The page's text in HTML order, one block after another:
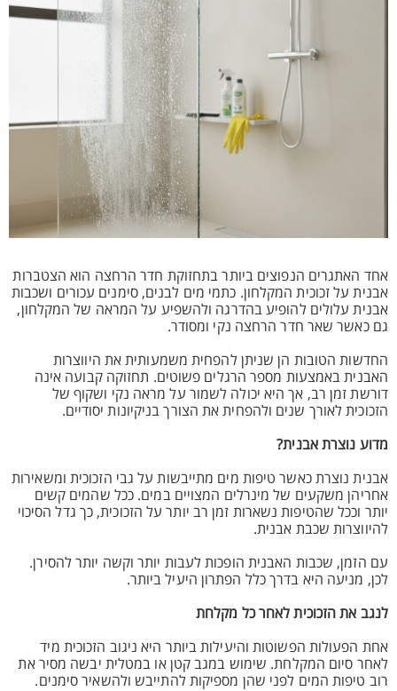
אחד האתגרים הנפוצים ביותר בתחזוקת חדר הרחצה הוא הצטברות
אבנית על זכוכית המקלחון. כתמי מים לבנים, סימנים עכורים ושכבות
אבנית עלולים להופיע בהדרגה ולהשפיע על המראה של המקלחון,
גם כאשר שאר חדר הרחצה נקי ומסודר.
החדשות הטובות הן שניתן להפחית משמעותית את היווצרות
האבנית באמצעות מספר הרגלים פשוטים. תחזוקה קבועה אינה
דורשת זמן רב, אך היא יכולה לשמור על מראה נקי ושקוף של
הזכוכית לאורך שנים ולהפחית את הצורך בניקיונות יסודיים.
מדוע נוצרת אבנית?
אבנית נוצרת כאשר טיפות מים מתייבשות על גבי הזכוכית ומשאירות
אחריהן משקעים של מינרלים המצויים במים. ככל שהמים קשים
יותר וככל שהטיפות נשארות זמן רב יותר על הזכוכית, כך גדל הסיכוי
להיווצרות שכבת אבנית.
עם הזמן, שכבות האבנית הופכות לעבות יותר וקשה יותר להסירן.
לכן, מניעה היא בדרך כלל הפתרון היעיל ביותר.
לנגב את הזכוכית לאחר כל מקלחת
אחת הפעולות הפשוטות והיעילות ביותר היא ניגוב הזכוכית מיד
לאחר סיום המקלחת. שימוש במגב קטן או במטלית יבשה מסיר את
רוב טיפות המים לפני שהן מספיקות להתייבש ולהשאיר סימנים.